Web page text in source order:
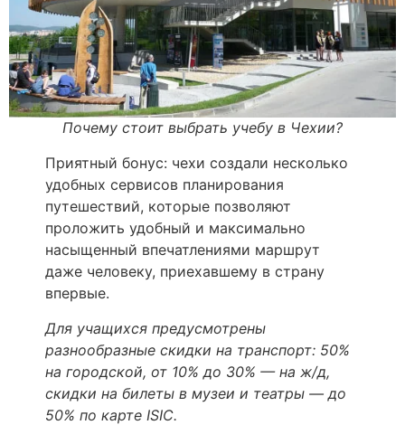
Почему стоит выбрать учебу в Чехии?
Приятный бонус: чехи создали несколько
удобных сервисов планирования
путешествий, которые позволяют
проложить удобный и максимально
насыщенный впечатлениями маршрут
даже человеку, приехавшему в страну
впервые.
Для учащихся предусмотрены
разнообразные скидки на транспорт: 50%
на городской, от 10% до 30% — на ж/д,
скидки на билеты в музеи и театры — до
50% по карте ISIC.